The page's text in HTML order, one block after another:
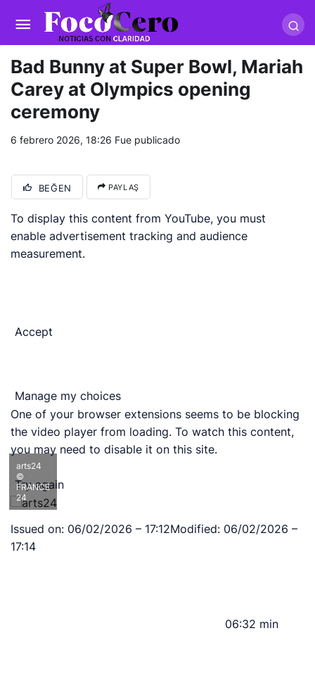
trwin giriş
masterbetting-palacebet1.com-
tlcasino giriş-betandyou-vbett34.com betovis34.net-
skyloftsbet
Bad Bunny at Super Bowl, Mariah
Carey at Olympics opening
ceremony
6 febrero 2026, 18:26 Fue publicado
BEĞEN PAYLAŞ
To display this content from YouTube, you must
enable advertisement tracking and audience
measurement.
Accept
Manage my choices
One of your browser extensions seems to be blocking
the video player from loading. To watch this content,
you may need to disable it on this site.
Try again
arts24
©
FRANCE
24
Issued on: 06/02/2026 – 17:12Modified: 06/02/2026 –
17:14
06:32 min